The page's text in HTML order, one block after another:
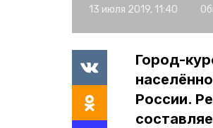
13 июля 2019, 11:40
Город-
России.